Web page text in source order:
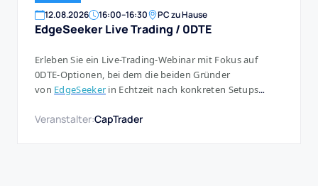
12.08.2026 16:00–16:30 PC zu Hause
EdgeSeeker Live Trading / 0DTE
Erleben Sie ein Live-Trading-Webinar mit Fokus auf
0DTE-Optionen, bei dem die beiden Gründer
von EdgeSeeker in Echtzeit nach konkreten Setups
auch direkt umsetzen.
Veranstalter:CapTrader